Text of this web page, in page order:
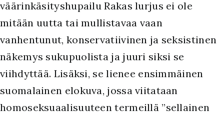
väärinkäsityshupailu Rakas lurjus ei ole
mitään uutta tai mullistavaa vaan
vanhentunut, konservatiivinen ja seksistinen
näkemys sukupuolista ja juuri siksi se
viihdyttää. Lisäksi, se lienee ensimmäinen
suomalainen elokuva, jossa viitataan
homoseksuaalisuuteen termeillä ”sellainen